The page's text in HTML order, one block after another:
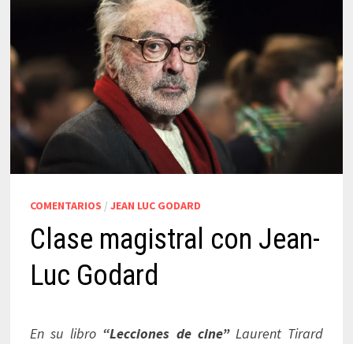
COMENTARIOS /JEAN LUC GODARD
Clase magistral con Jean-
Luc Godard
En su libro “Lecciones de cine”Laurent Tirard